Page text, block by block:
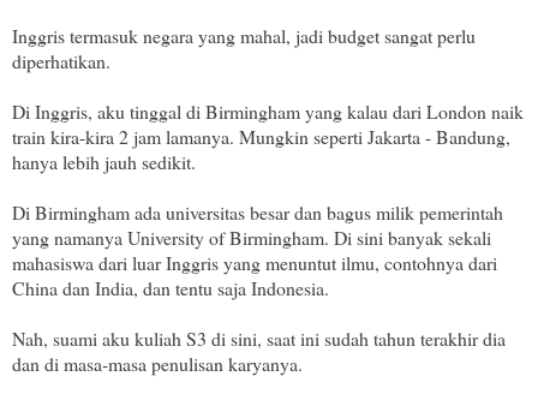
Inggris termasuk negara yang mahal, jadi budget sangat perlu
diperhatikan.
Di Inggris, aku tinggal di Birmingham yang kalau dari London naik
train kira-kira 2 jam lamanya. Mungkin seperti Jakarta - Bandung,
hanya lebih jauh sedikit.
Di Birmingham ada universitas besar dan bagus milik pemerintah
yang namanya University of Birmingham. Di sini banyak sekali
mahasiswa dari luar Inggris yang menuntut ilmu, contohnya dari
China dan India, dan tentu saja Indonesia.
Nah, suami aku kuliah S3 di sini, saat ini sudah tahun terakhir dia
dan di masa-masa penulisan karyanya.